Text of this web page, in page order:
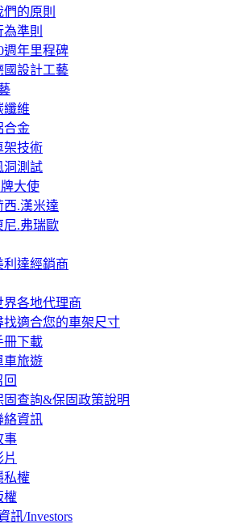
們的原則
為準則
週年里程碑
國設計工藝
纖維
合金
架技術
洞測試
大使
西.漢米達
尼.弗瑞歐
利達經銷商
界各地代理商
找適合您的車架尺寸
冊下載
車旅遊
回
固查詢&保固政策說明
絡資訊
事
片
私權
權
訊/Investors